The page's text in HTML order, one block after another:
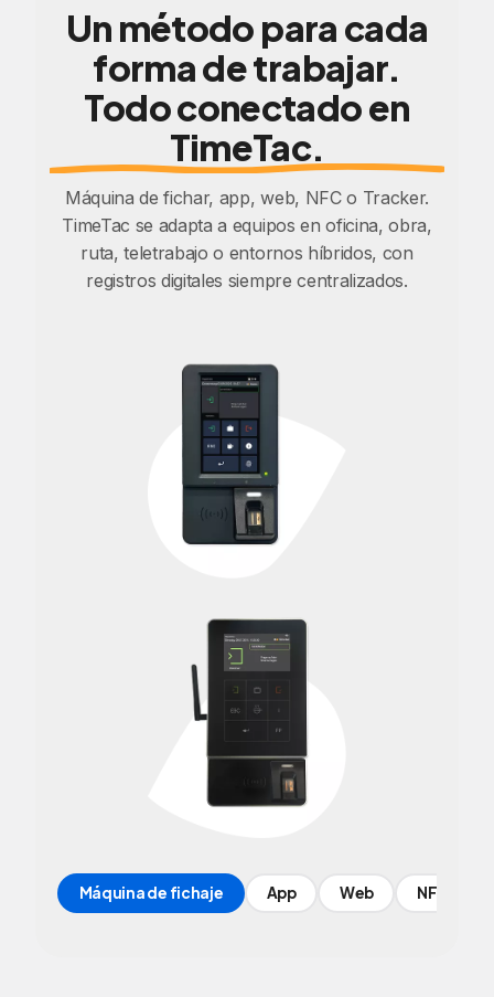
Un método para cada
forma de trabajar.
Todo conectado en
TimeTac.
Máquina de fichar, app, web, NFC o Tracker.
TimeTac se adapta a equipos en oficina, obra,
ruta, teletrabajo o entornos híbridos, con
registros digitales siempre centralizados.
Máquina de fichaje App Web NFC